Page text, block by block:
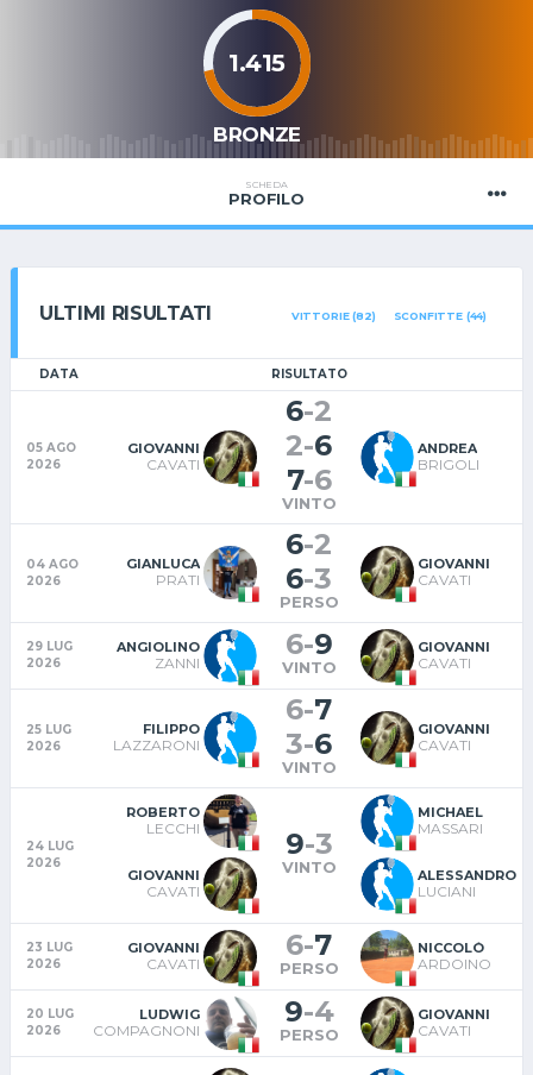
1.415
BRONZE
SCHEDA
PROFILO
ULTIMI RISULTATI VITTORIE (82) SCONFITTE (44)
DATA RISULTATO
05 AGO
2026
GIOVANNI
CAVATI
6-2
2-6
7-6
VINTO
ANDREA
BRIGOLI
04 AGO
2026
GIANLUCA
PRATI
6-2
6-3
PERSO
GIOVANNI
CAVATI
29 LUG
2026
ANGIOLINO
ZANNI
6-9
VINTO
GIOVANNI
CAVATI
25 LUG
2026
FILIPPO
LAZZARONI
6-7
3-6
VINTO
GIOVANNI
CAVATI
24 LUG
2026
ROBERTO
LECCHI
GIOVANNI
CAVATI
9-3
VINTO
MICHAEL
MASSARI
ALESSANDRO
LUCIANI
23 LUG
2026
GIOVANNI
CAVATI
6-7
PERSO
NICCOLÒ
ARDOINO
20 LUG
2026
LUDWIG
COMPAGNONI
9-4
PERSO
GIOVANNI
CAVATI